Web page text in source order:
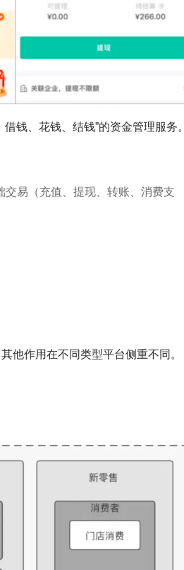
钱、花钱、结钱”的资金管理服务
易（充值、提现、转账、消费支
他作用在不同类型平台侧重不同。